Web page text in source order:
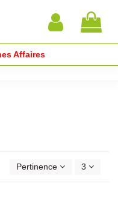
Affaires
Pertinence 3